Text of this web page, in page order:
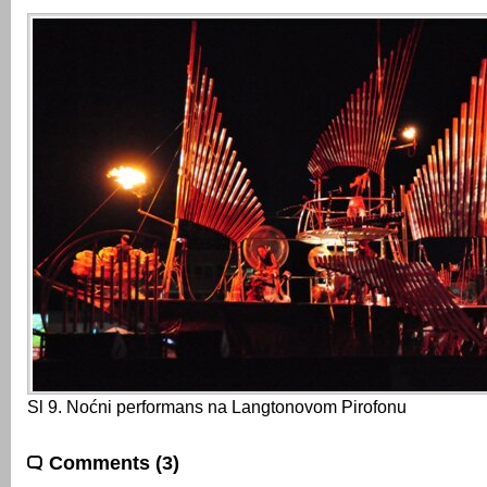
Sl 9. Noćni performans na Langtonovom Pirofonu
Comments (3)